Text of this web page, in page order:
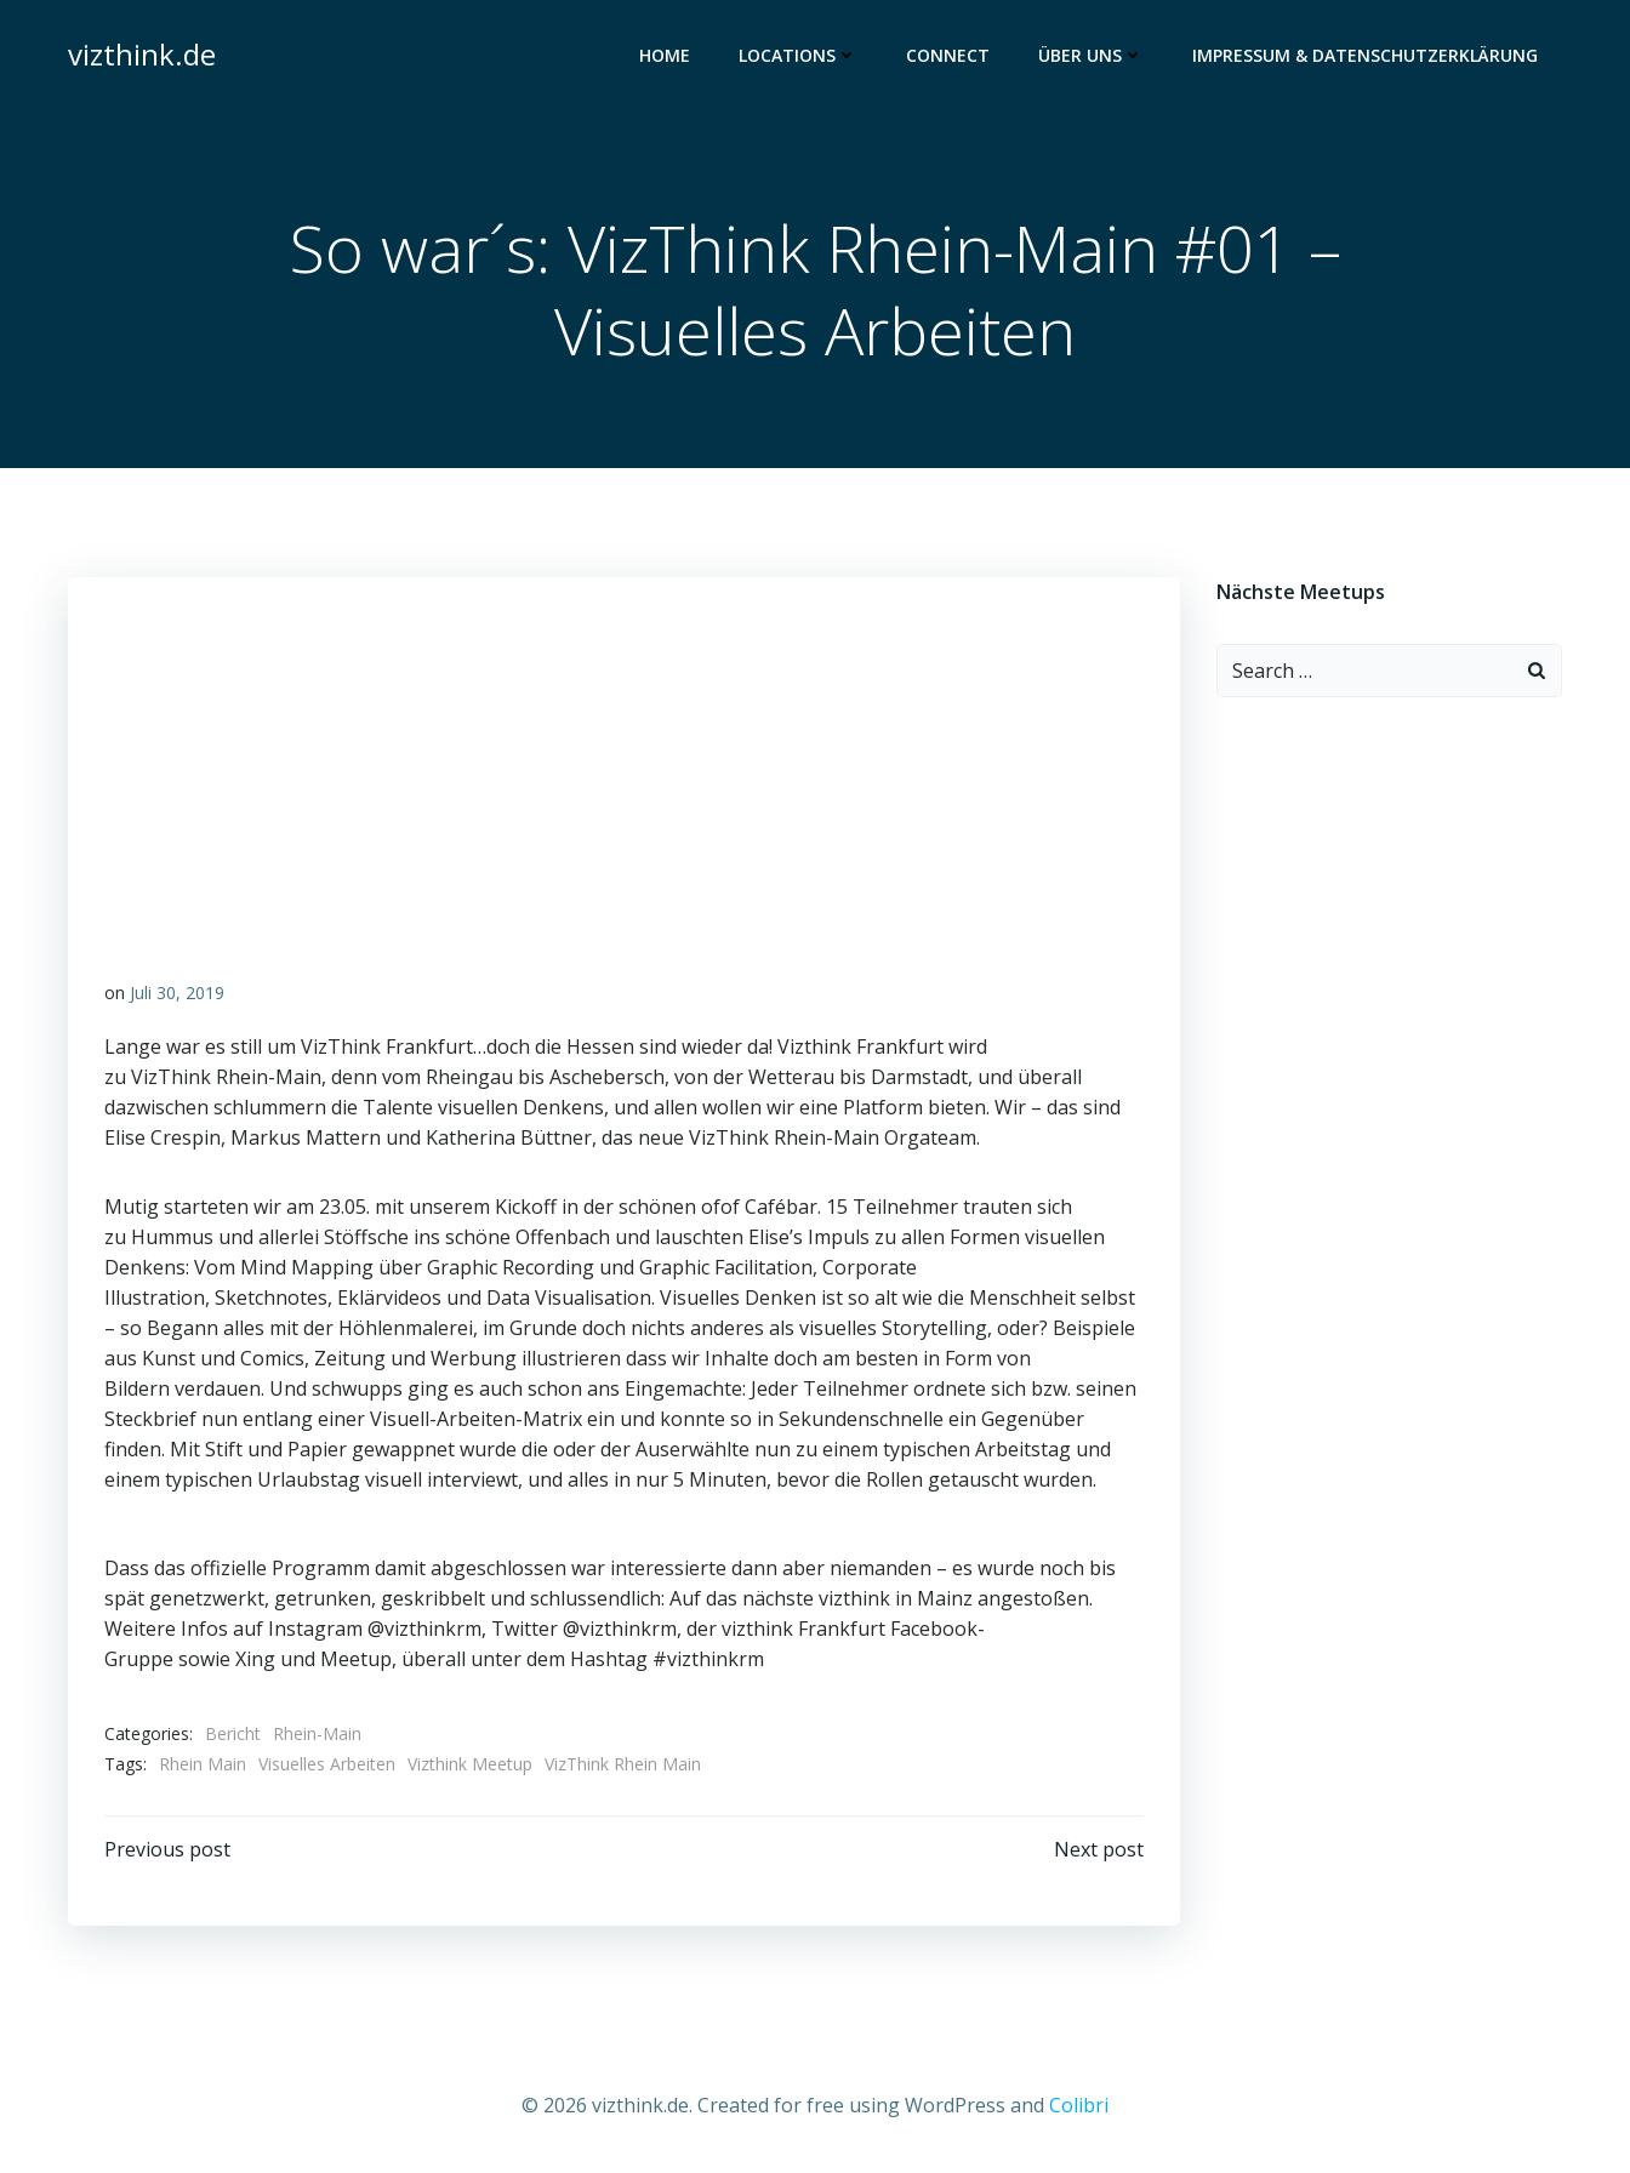
springenvizthink.de HOME LOCATIONS CONNECT ÜBER UNS IMPRESSUM & DATENSCHUTZERKLÄRUNG
So war´s: VizThink Rhein-Main #01 –
Visuelles Arbeiten
on Juli 30, 2019
Lange war es still um VizThink Frankfurt…doch die Hessen sind wieder da! Vizthink Frankfurt wird
zu VizThink Rhein-Main, denn vom Rheingau bis Aschebersch, von der Wetterau bis Darmstadt, und überall
dazwischen schlummern die Talente visuellen Denkens, und allen wollen wir eine Platform bieten. Wir – das sind
Elise Crespin, Markus Mattern und Katherina Büttner, das neue VizThink Rhein-Main Orgateam.
Mutig starteten wir am 23.05. mit unserem Kickoff in der schönen ofof Cafébar. 15 Teilnehmer trauten sich
zu Hummus und allerlei Stöffsche ins schöne Offenbach und lauschten Elise’s Impuls zu allen Formen visuellen
Denkens: Vom Mind Mapping über Graphic Recording und Graphic Facilitation, Corporate
Illustration, Sketchnotes, Eklärvideos und Data Visualisation. Visuelles Denken ist so alt wie die Menschheit selbst
– so Begann alles mit der Höhlenmalerei, im Grunde doch nichts anderes als visuelles Storytelling, oder? Beispiele
aus Kunst und Comics, Zeitung und Werbung illustrieren dass wir Inhalte doch am besten in Form von
Bildern verdauen. Und schwupps ging es auch schon ans Eingemachte: Jeder Teilnehmer ordnete sich bzw. seinen
Steckbrief nun entlang einer Visuell-Arbeiten-Matrix ein und konnte so in Sekundenschnelle ein Gegenüber
finden. Mit Stift und Papier gewappnet wurde die oder der Auserwählte nun zu einem typischen Arbeitstag und
einem typischen Urlaubstag visuell interviewt, und alles in nur 5 Minuten, bevor die Rollen getauscht wurden.
Dass das offizielle Programm damit abgeschlossen war interessierte dann aber niemanden – es wurde noch bis
spät genetzwerkt, getrunken, geskribbelt und schlussendlich: Auf das nächste vizthink in Mainz angestoßen.
Weitere Infos auf Instagram @vizthinkrm, Twitter @vizthinkrm, der vizthink Frankfurt Facebook-
Gruppe sowie Xing und Meetup, überall unter dem Hashtag #vizthinkrm
Categories: Bericht
Rhein-Main
Tags:
Rhein Main Visuelles Arbeiten Vizthink Meetup VizThink Rhein Main
Beitragsnavigation
Previous post Next post
Nächste Meetups
Search
© 2026 vizthink.de. Created for free using WordPress and Colibri